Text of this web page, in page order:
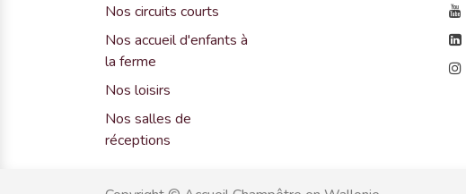
Nos circuits courts
Nos accueil d'enfants à
la ferme
Nos loisirs
Nos salles de
réceptions